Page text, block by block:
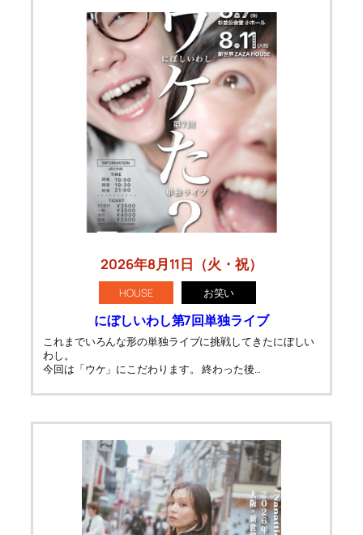
2026年8月11日（火・祝）
HOUSE お笑い
にぼしいわし第7回単独ライブ
これまでいろんな形の単独ライブに挑戦してきたにぼしい
わし。
今回は「ウケ」にこだわります。
終わった後…